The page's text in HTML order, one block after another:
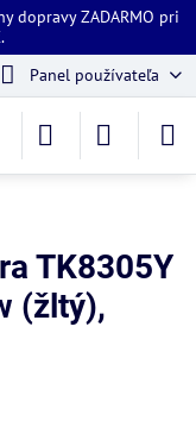
dopravy ZADARMO pri
Panel používateľa
TK8305Y
(žltý),